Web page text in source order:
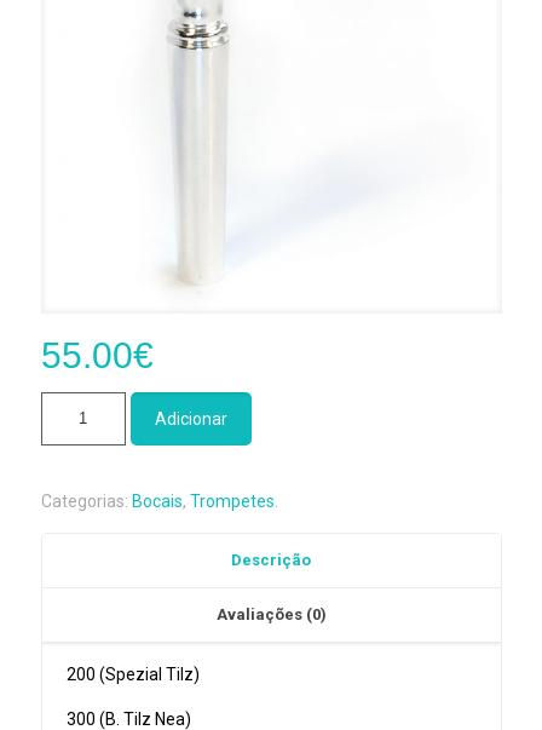
55.00€
Bruno
Adicionar
Categorias: Bocais, Trompetes
Descrição
Avaliações (0)
200 (Spezial Tilz)
300 (B. Tilz Nea)